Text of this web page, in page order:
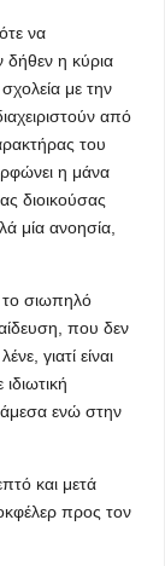
να
δήθεν η κύρια
με την
από
του
η μάνα
διοικούσας
μία ανοησία,
το σιωπηλό
που δεν
γιατί είναι
άμεσα ενώ στην
και μετά
προς τον